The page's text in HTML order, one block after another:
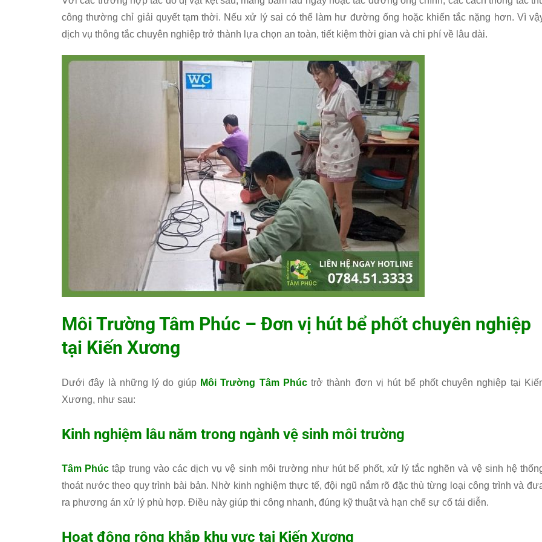
công thường chỉ giải quyết tạm thời. Nếu xử lý sai có thể làm hư đường ống hoặc khiến tắc nặng hơn. Vì
dịch vụ thông tắc chuyên nghiệp trở thành lựa chọn an toàn, tiết kiệm thời gian và chi phí về lâu dài.
Môi Trường Tâm Phúc – Đơn vị hút bể phốt chuyên nghiệp
tại Kiến Xương
Dưới đây là những lý do giúp Môi Trường Tâm Phúctrở thành đơn vị hút bể phốt chuyên nghiệp tại
Xương, như sau:
Kinh nghiệm lâu năm trong ngành vệ sinh môi trường
Tâm Phúc tập trung vào các dịch vụ vệ sinh môi trường như hút bể phốt, xử lý tắc nghẽn và vệ sinh hệ
thoát nước theo quy trình bài bản. Nhờ kinh nghiệm thực tế, đội ngũ nắm rõ đặc thù từng loại công trình và
ra phương án xử lý phù hợp. Điều này giúp thi công nhanh, đúng kỹ thuật và hạn chế sự cố tái diễn.
Hoạt động rộng khắp khu vực tại Kiến Xương